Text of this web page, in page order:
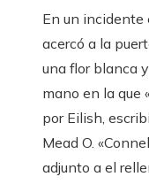
En un incidente
acercó a la
una flor blanca
mano en la que
por Eilish,
Mead O.
adjunto a el